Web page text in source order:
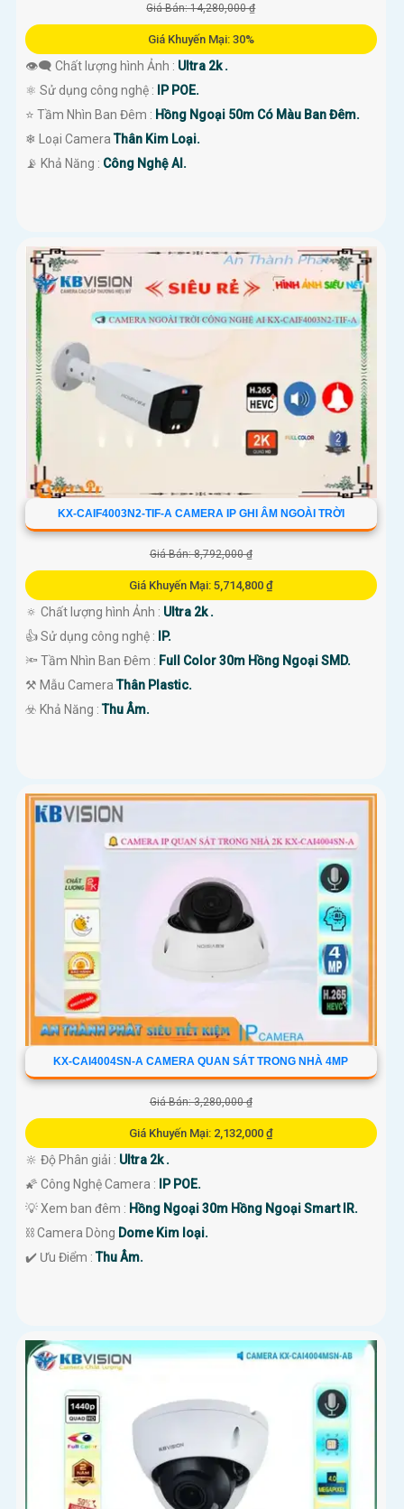
Giá Bán: 14,280,000 ₫
Giá Khuyến Mại: 30%
👁️‍🗨 Chất lượng hình Ảnh : Ultra 2k .
⚛️ Sử dụng công nghệ :
IP POE.
⭐ Tầm Nhìn Ban Đêm : Hồng Ngoại 50m Có Màu Ban Đêm.
❄ Loại CameraThân Kim Loại.
️📡 Khả Năng : Công Nghệ AI.
KX-CAIF4003N2-TIF-A CAMERA IP GHI ÂM NGOÀI TRỜI
Giá Bán: 8,792,000 ₫
Giá Khuyến Mại: 5,714,800 ₫
🔅 Chất lượng hình Ảnh : Ultra 2k .
👍 Sử dụng công nghệ :
IP.
🔦 Tầm Nhìn Ban Đêm : Full Color 30m Hồng Ngoại SMD.
⚒ Mẫu CameraThân Plastic.
️☣️ Khả Năng :Thu Âm.
KX-CAI4004SN-A CAMERA QUAN SÁT TRONG NHÀ 4MP
Giá Bán: 3,280,000 ₫
Giá Khuyến Mại: 2,132,000 ₫
🔆 Độ Phân giải : Ultra 2k .
🌠 Công Nghệ Camera :
IP POE.
💡 Xem ban đêm : Hồng Ngoại 30m Hồng Ngoại Smart IR.
⛓ Camera Dòng Dome Kim loại.
️✔️ Ưu Điểm :Thu Âm.